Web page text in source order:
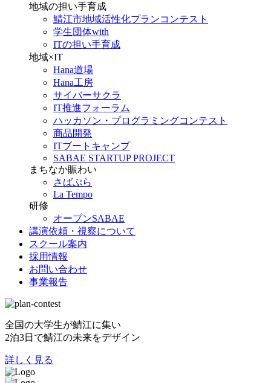
地域の担い手育成
鯖江市地域活性化プランコンテスト
学生団体with
ITの担い手育成
地域×IT
Hana道場
Hana工房
サイバーサクラ
IT推進フォーラム
ハッカソン・プログラミングコンテスト
商品開発
ITブートキャンプ
SABAE STARTUP PROJECT
まちなか賑わい
さばぷら
La Tempo
研修
オープンSABAE
講演依頼・視察について
スクール案内
採用情報
お問い合わせ
事業報告
全国の大学生が鯖江に集い
2泊3日で鯖江の未来をデザイン
詳しく見る